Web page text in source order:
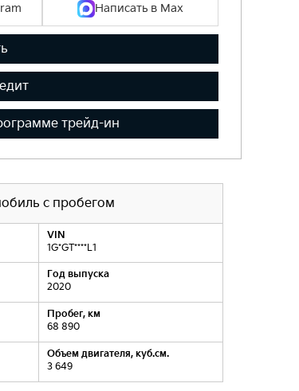
Написать в Max
трейд-ин
с пробегом
VIN
1G*GT****L1
Год выпуска
2020
Пробег, км
68 890
Объем двигателя, куб.см.
3 649